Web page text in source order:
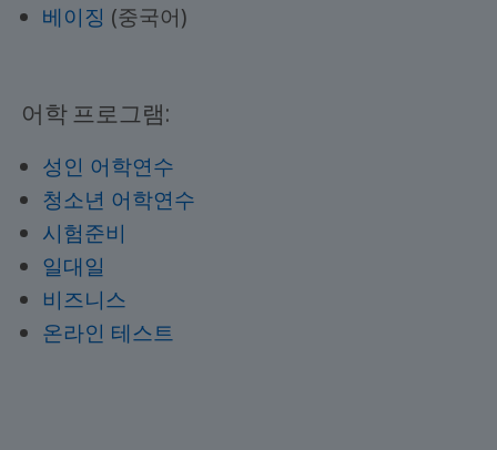
베이징 (중국어)
어학 프로그램:
성인 어학연수
청소년 어학연수
시험준비
일대일
비즈니스
온라인 테스트